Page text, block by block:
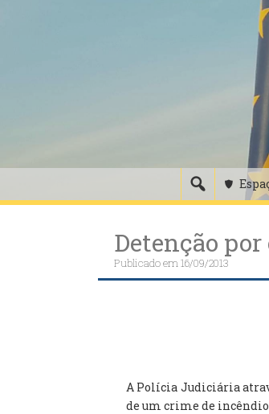
Detenção
Publicado em16/09/2013
A Polícia Judiciária
de um crime de